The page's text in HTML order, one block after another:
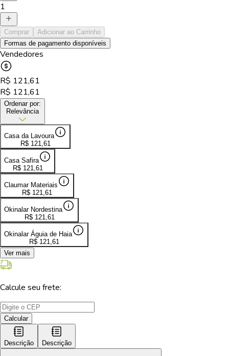
1
Comprar
Adicionar ao Carrinho
Formas de pagamento disponíveis
Vendedores
R$ 121,61
R$ 121,61
Ordenar por:
Relevância
Casa da Lavoura
R$ 121,61
Casa Safira
R$ 121,61
Claumar Materiais
R$ 121,61
Okinalar Nordestina
R$ 121,61
Okinalar Águia de Haia
R$ 121,61
Ver mais
Calcule seu frete:
Calcular
Descrição Descrição